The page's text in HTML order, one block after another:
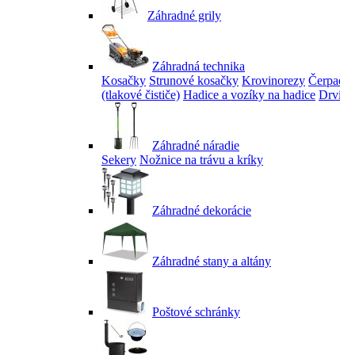
Záhradné grily
Záhradná technika
Kosačky Strunové kosačky Krovinorezy
(tlakové čističe) Hadice a vozíky na hadice
Záhradné náradie
Sekery Nožnice na trávu a kríky
Záhradné dekorácie
Záhradné stany a altány
Poštové schránky